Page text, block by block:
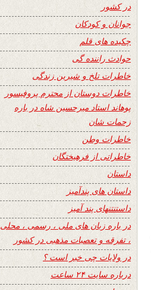
در کشور
جوانان و کودکان
چکیده های قلم
حوادث راننده گی
خاطرات تلخ و شیرین زندگی
خاطرات دوستان از محترم پروفیسور
پوهاند استاد میرحسین شاه در باره
زحمات شان
خاطرات وطن
خاطراتی از فرهیختگان
داستان
داستان های پندآمیز
داستنتنهای پند آمیز
در باره زبان های ملی ، رسمی ، محلی
، تفرقه و تعصبات مذهبی در کشور
در ولایات چی خبر است ؟
درباره سایت ۲۴ ساعت